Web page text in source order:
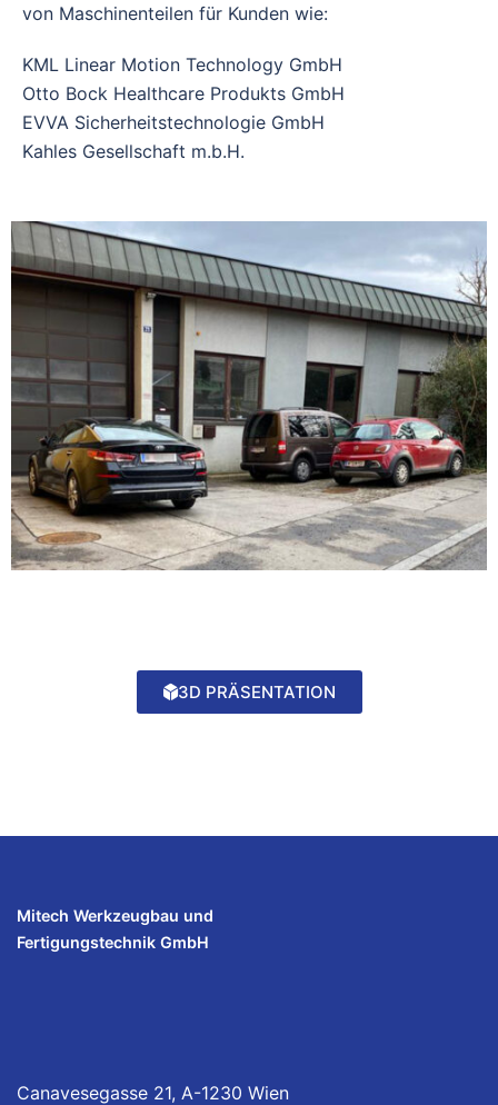
von Maschinenteilen für Kunden wie:
KML Linear Motion Technology GmbH
Otto Bock Healthcare Produkts GmbH
EVVA Sicherheitstechnologie GmbH
Kahles Gesellschaft m.b.H.
3D PRÄSENTATION
Mitech Werkzeugbau und
Fertigungstechnik GmbH
Canavesegasse 21, A-1230 Wien